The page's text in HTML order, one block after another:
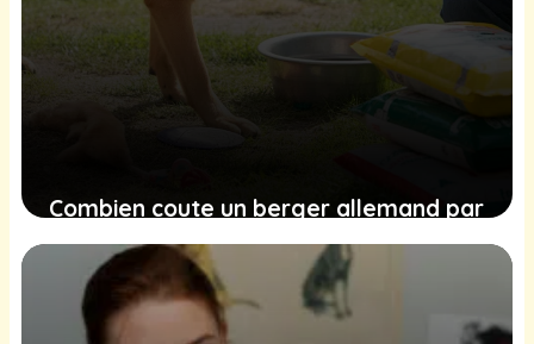
Combien coute un berger allemand par
an ?
27 janvier 2026